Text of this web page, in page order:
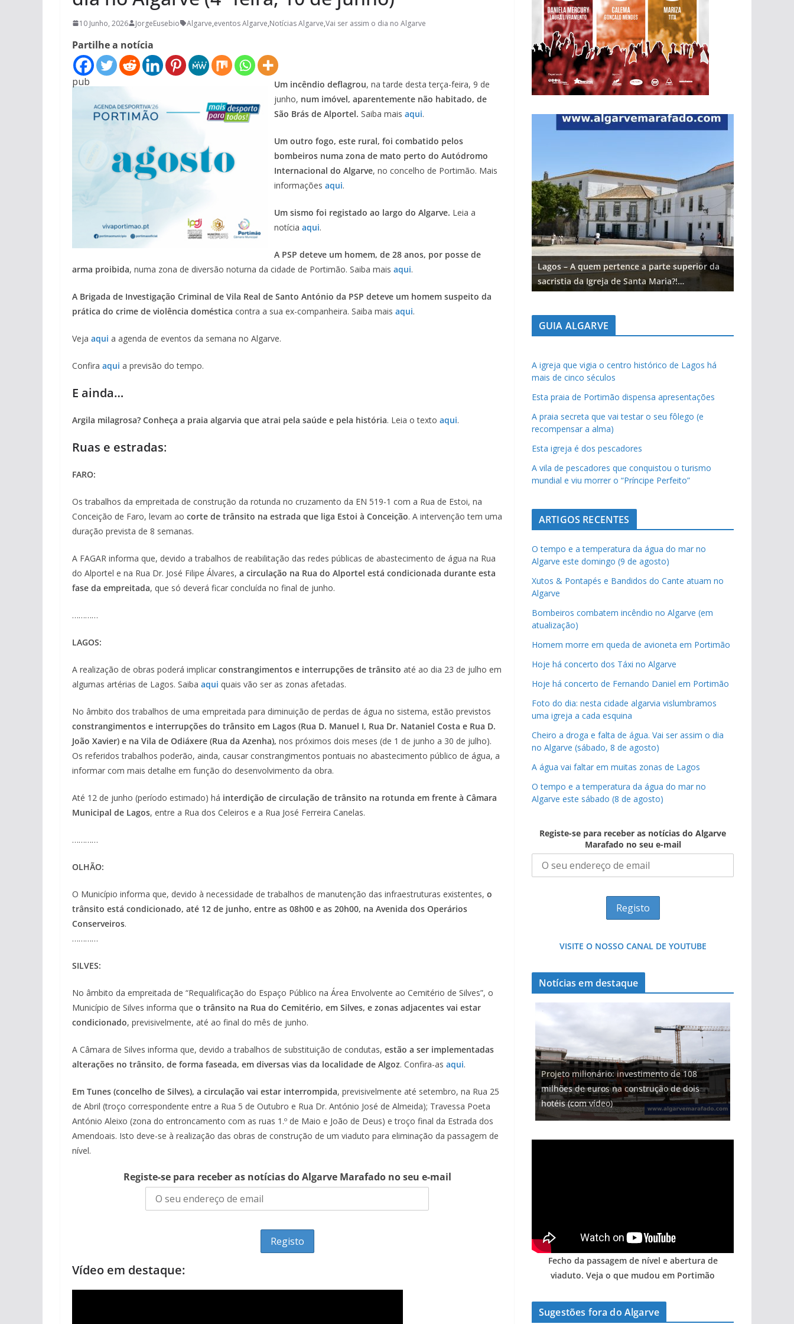
10 Junho, 2026 JorgeEusebio Algarve,eventos Algarve,Notícias Algarve,Vai ser assim o dia no Algarve
Partilhe a notícia
pub Um incêndio deflagrou, na tarde desta terça-feira, 9 de
junho, num imóvel, aparentemente não habitado, de
São Brás de Alportel. Saiba mais aqui.
Um outro fogo, este rural, foi combatido pelos
bombeiros numa zona de mato perto do Autódromo
Internacional do Algarve, no concelho de Portimão. Mais
informações aqui.
Um sismo foi registado ao largo do Algarve. Leia a
notícia aqui.
A PSP deteve um homem, de 28 anos, por posse de
arma proibida, numa zona de diversão noturna da cidade de Portimão. Saiba mais aqui.
A Brigada de Investigação Criminal de Vila Real de Santo António da PSP deteve um homem suspeito da
prática do crime de violência doméstica contra a sua ex-companheira. Saiba mais aqui.
Veja aqui a agenda de eventos da semana no Algarve.
Confira aqui a previsão do tempo.
E ainda…
Argila milagrosa? Conheça a praia algarvia que atrai pela saúde e pela história. Leia o texto aqui.
Ruas e estradas:
FARO:
Os trabalhos da empreitada de construção da rotunda no cruzamento da EN 519-1 com a Rua de Estoi, na
Conceição de Faro, levam ao corte de trânsito na estrada que liga Estoi à Conceição. A intervenção tem uma
duração prevista de 8 semanas.
A FAGAR informa que, devido a trabalhos de reabilitação das redes públicas de abastecimento de água na Rua
do Alportel e na Rua Dr. José Filipe Álvares, a circulação na Rua do Alportel está condicionada durante esta
fase da empreitada, que só deverá ficar concluída no final de junho.
…………
LAGOS:
A realização de obras poderá implicar constrangimentos e interrupções de trânsito até ao dia 23 de julho em
algumas artérias de Lagos. Saiba aqui quais vão ser as zonas afetadas.
No âmbito dos trabalhos de uma empreitada para diminuição de perdas de água no sistema, estão previstos
constrangimentos e interrupções do trânsito em Lagos (Rua D. Manuel I, Rua Dr. Nataniel Costa e Rua D.
João Xavier) e na Vila de Odiáxere (Rua da Azenha), nos próximos dois meses (de 1 de junho a 30 de julho).
Os referidos trabalhos poderão, ainda, causar constrangimentos pontuais no abastecimento público de água, a
informar com mais detalhe em função do desenvolvimento da obra.
Até 12 de junho (período estimado) há interdição de circulação de trânsito na rotunda em frente à Câmara
Municipal de Lagos, entre a Rua dos Celeiros e a Rua José Ferreira Canelas.
…………
OLHÃO:
O Município informa que, devido à necessidade de trabalhos de manutenção das infraestruturas existentes, o
trânsito está condicionado, até 12 de junho, entre as 08h00 e as 20h00, na Avenida dos Operários
Conserveiros.
…………
SILVES:
No âmbito da empreitada de “Requalificação do Espaço Público na Área Envolvente ao Cemitério de Silves”, o
Município de Silves informa que o trânsito na Rua do Cemitério, em Silves, e zonas adjacentes vai estar
condicionado, previsivelmente, até ao final do mês de junho.
A Câmara de Silves informa que, devido a trabalhos de substituição de condutas, estão a ser implementadas
alterações no trânsito, de forma faseada, em diversas vias da localidade de Algoz. Confira-as aqui.
Em Tunes (concelho de Silves), a circulação vai estar interrompida, previsivelmente até setembro, na Rua 25
de Abril (troço correspondente entre a Rua 5 de Outubro e Rua Dr. António José de Almeida); Travessa Poeta
António Aleixo (zona do entroncamento com as ruas 1.º de Maio e João de Deus) e troço final da Estrada dos
Amendoais. Isto deve-se à realização das obras de construção de um viaduto para eliminação da passagem de
nível.
Registe-se para receber as notícias do Algarve Marafado no seu e-mail
Vídeo em destaque:
Lagos – A quem pertence a parte superior da
Lagos – A quem pertence a parte superior da
sacristia da Igreja de Santa Maria?!…
GUIA ALGARVE
A igreja que vigia o centro histórico de Lagos há
mais de cinco séculos
Esta praia de Portimão dispensa apresentações
A praia secreta que vai testar o seu fôlego (e
recompensar a alma)
Esta igreja é dos pescadores
A vila de pescadores que conquistou o turismo
mundial e viu morrer o “Príncipe Perfeito”
ARTIGOS RECENTES
O tempo e a temperatura da água do mar no
Algarve este domingo (9 de agosto)
Xutos & Pontapés e Bandidos do Cante atuam no
Algarve
Bombeiros combatem incêndio no Algarve (em
atualização)
Homem morre em queda de avioneta em Portimão
Hoje há concerto dos Táxi no Algarve
Hoje há concerto de Fernando Daniel em Portimão
Foto do dia: nesta cidade algarvia vislumbramos
uma igreja a cada esquina
Cheiro a droga e falta de água. Vai ser assim o dia
no Algarve (sábado, 8 de agosto)
A água vai faltar em muitas zonas de Lagos
O tempo e a temperatura da água do mar no
Algarve este sábado (8 de agosto)
Registe-se para receber as notícias do Algarve
Marafado no seu e-mail
VISITE O NOSSO CANAL DE YOUTUBE
Notícias em destaque
Projeto milionário: investimento de 108
milhões de euros na construção de dois
hotéis (com vídeo)
Tapas do mar a 3 euros cada. Nova rota
gastronómica nasce no Algarve
Tempestades roubam areia de praias e põem
arribas em risco no Algarve (com vídeo)
Milagre da água. Fontes emblemáticas do
Algarve voltam a ter vida (com vídeo)
Foto do dia: uma cidade algarvia que cresceu
entre redes e fábricas
Fecho da passagem de nível e abertura de
viaduto. Veja o que mudou em Portimão
Sugestões fora do Algarve